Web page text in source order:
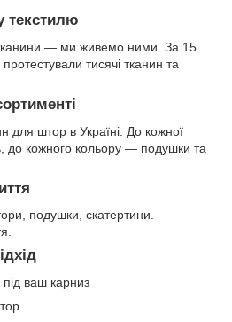
текстилю
— ми живемо ними. За 15
тисячі тканин та
для штор в Україні. До кожної
до кожного кольору — подушки та
подушки, скатертини.
ваш карниз